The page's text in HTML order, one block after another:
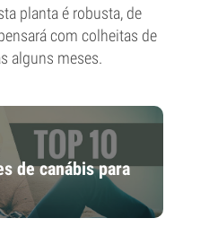
planta é robusta, de
com colheitas de
alguns meses.
de canábis para